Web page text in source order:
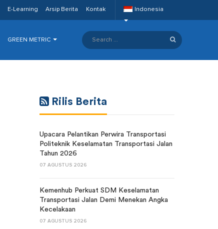
E-Learning Arsip Berita Kontak Indonesia
GREEN METRIC
Rilis Berita
Upacara Pelantikan Perwira Transportasi
Politeknik Keselamatan Transportasi Jalan
Tahun 2026
07 AGUSTUS 2026
Kemenhub Perkuat SDM Keselamatan
Transportasi Jalan Demi Menekan Angka
Kecelakaan
07 AGUSTUS 2026